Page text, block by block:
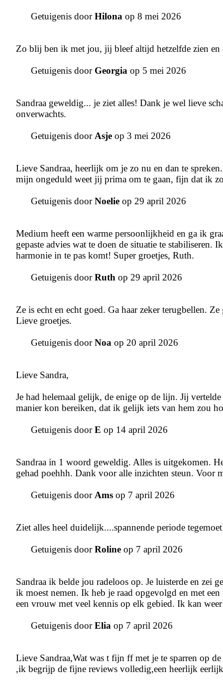
Getuigenis doorHilona op 8 mei 2026
Zo blij ben ik met jou, jij bleef altijd hetzelfde zien en
Getuigenis door Georgia op 5 mei 2026
Sandraa geweldig... je ziet alles! Dank je wel lieve
onverwachts.
Getuigenis doorAsje op 3 mei 2026
Lieve Sandraa, heerlijk om je zo nu en dan te
mijn ongeduld weet jij prima om te gaan, fijn dat ik
Getuigenis doorNoelie op 29 april 2026
Medium heeft een warme persoonlijkheid en ga ik
gepaste advies wat te doen de situatie te
harmonie in te pas komt! Super groetjes, Ruth.
Getuigenis doorRuth op 29 april 2026
Ze is echt en echt goed. Ga haar zeker terugbellen.
Lieve groetjes.
Getuigenis doorNoa op 20 april 2026
Lieve Sandra,
Je had helemaal gelijk, de enige op de lijn. Jij
manier kon bereiken, dat ik gelijk iets van hem zou
Getuigenis doorE op 14 april 2026
Sandraa in 1 woord geweldig. Alles is uitgekomen.
gehad poehhh. Dank voor alle inzichten steun. Voor
Getuigenis doorAms op 7 april 2026
Ziet alles heel duidelijk....spannende periode
Getuigenis doorRoline op 7 april 2026
Sandraa ik belde jou radeloos op. Je luisterde en zei
ik moest nemen. Ik heb je raad opgevolgd en met
een vrouw met veel kennis op elk gebied. Ik kan
Getuigenis doorElia op 7 april 2026
Lieve Sandraa,Wat was t fijn ff met je te sparren op
,ik begrijp de fijne reviews volledig,een heerlijk